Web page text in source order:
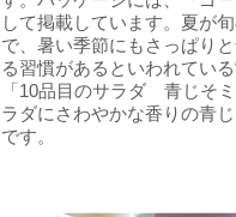
して掲載しています。夏が
で、暑い季節にもさっぱり
る習慣があるといわれてい
「10品目のサラダ 青じそ
ラダにさわやかな香りの青
です。